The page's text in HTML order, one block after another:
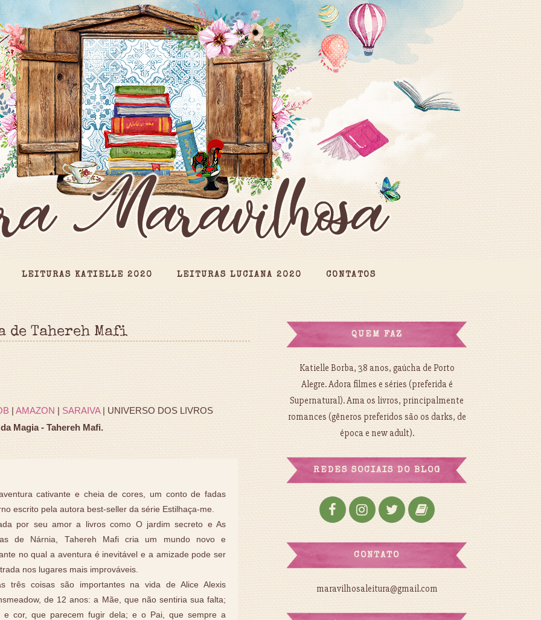
LEITURAS KATIELLE 2020 LEITURAS LUCIANA 2020 CONTATOS
de Tahereh Mafi
|AMAZON| SARAIVA| UNIVERSO DOS LIVROS
Magia - Tahereh Mafi.
cativante e cheia de cores, um conto de fadas
escrito pela autora best-seller da série Estilhaça-me.
por seu amor a livros como O jardim secreto e As
de Nárnia, Tahereh Mafi cria um mundo novo e
no qual a aventura é inevitável e a amizade pode ser
nos lugares mais improváveis.
três coisas são importantes na vida de Alice Alexis
de 12 anos: a Mãe, que não sentiria sua falta;
e cor, que parecem fugir dela; e o Pai, que sempre a
QUEM FAZ
Katielle Borba, 38 anos, gaúcha de Porto
Alegre. Adora filmes e séries (preferida é
Supernatural). Ama os livros, principalmente
romances (gêneros preferidos são os darks, de
época e new adult).
REDES SOCIAIS DO BLOG
CONTATO
maravilhosaleitura@gmail.com